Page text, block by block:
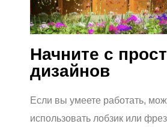
Начните с
дизайнов
Если вы умеете работать,
использовать лобзик или